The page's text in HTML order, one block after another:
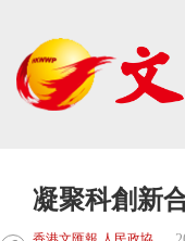
凝聚科創新